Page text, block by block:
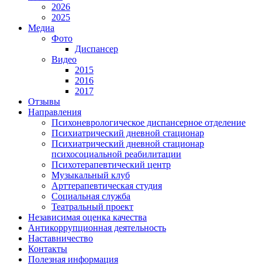
2026
2025
Медиа
Фото
Диспансер
Видео
2015
2016
2017
Отзывы
Направления
Психоневрологическое диспансерное отделение
Психиатрический дневной стационар
Психиатрический дневной стационар
психосоциальной реабилитации
Психотерапевтический центр
Музыкальный клуб
Арттерапевтическая студия
Социальная служба
Театральный проект
Независимая оценка качества
Антикоррупционная деятельность
Наставничество
Контакты
Полезная информация